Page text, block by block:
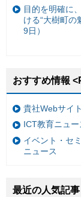
目的を明確に
ける“大樹町の
9日）
おすすめ情報
貴社Webサイ
ICT教育ニュ
イベント・セ
ニュース
最近の人気記事